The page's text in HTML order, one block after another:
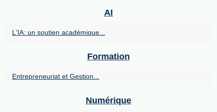
AI
L'IA: un soutien académique...
Formation
Entrepreneuriat et Gestion...
Numérique